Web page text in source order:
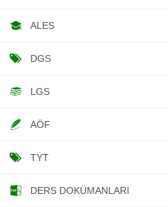
ALES
DGS
LGS
AÖF
TYT
DERS DOKÜMANLARI